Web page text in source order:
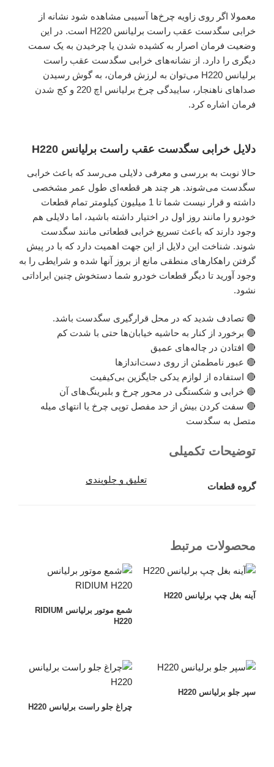
معمولا اگر روی زاویه چرخ‌ها آسیبی مشاهده شود نشانه از
خرابی سگدست عقب راست برلیانس H220 است. در این
وضعیت فرمان اصرار به کشیده شدن یا چرخیدن به یک سمت
دیگری را دارد. از نشانه‌های خرابی سگدست عقب راست
برلیانس H220 می‌توان به لرزش فرمان، به گوش رسیدن
صداهای ناهنجار، ساییدگی چرخ برلیانس اچ 220 و کج شدن
فرمان اشاره کرد.
دلایل خرابی سگدست عقب راست برلیانس H220
حالا نوبت به بررسی و معرفی دلایلی می‌رسد که باعث خرابی
سگدست می‌شوند. هر چند هر قطعه‌ای طول عمر مشخصی
داشته و قرار نیست شما تا 1 میلیون کیلومتر تمام قطعات
خودرو را مانند روز اول در اختیار داشته باشید، اما دلایلی هم
وجود دارند که باعث تسریع خرابی قطعاتی مانند سگدست
شوند. شناخت این دلایل از این جهت اهمیت دارد که با در پیش
گرفتن راهکارهای منطقی مانع از بروز آنها شده و شرایطی را به
وجود آورید تا دیگر قطعات خودرو شما دستخوش چنین ایراداتی
نشود.
🔴 تصادف شدید که در محل قرارگیری سگدست باشد.
🔴 برخورد از کنار به حاشیه خیابان‌ها حتی با شدت کم
🔴 افتادن در چاله‌های عمیق
🔴 عبور نامطمئن از روی دست‌اندازها
🔴 استفاده از لوازم یدکی جایگزین بی‌کیفیت
🔴 خرابی و شکستگی در محور چرخ و بلبرینگ‌های آن
🔴 سفت کردن بیش از حد مفصل توپی چرخ یا انتهای میله
متصل به سگدست
توضیحات تکمیلی
گروه قطعات
تعلیق و جلوبندی
محصولات مرتبط
آینه بغل چپ برلیانس H220
شمع موتور برلیانس RIDIUM
H220
سپر جلو برلیانس H220
چراغ جلو راست برلیانس H220